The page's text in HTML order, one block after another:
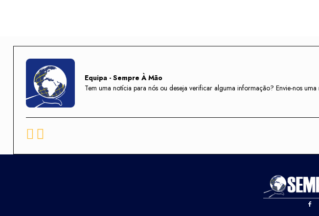
Equipa - Sempre À Mão
Tem uma notícia para nós ou deseja verificar alguma informação? Envie-nos